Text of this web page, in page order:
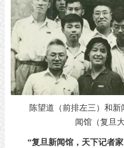
陈望道（前排左三）和
闻馆（复旦
“复旦新闻馆，天下记者